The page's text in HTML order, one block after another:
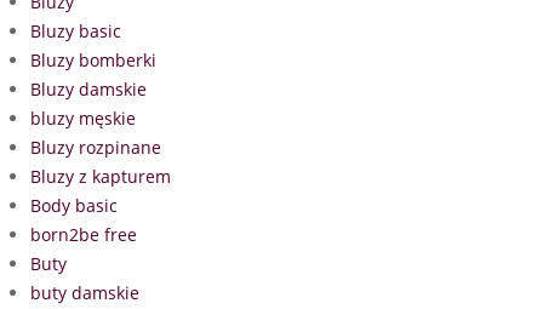
Bluzy basic
Bluzy bomberki
Bluzy damskie
bluzy męskie
Bluzy rozpinane
Bluzy z kapturem
Body basic
born2be free
Buty
buty damskie